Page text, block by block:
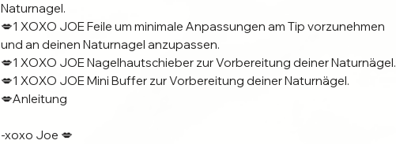
Naturnagel.
💋1 XOXO JOE Feile um minimale Anpassungen am Tip vorzunehmen
und an deinen Naturnagel anzupassen.
💋1 XOXO JOE Nagelhautschieber zur Vorbereitung deiner Naturnägel.
💋1 XOXO JOE Mini Buffer zur Vorbereitung deiner Naturnägel.
💋Anleitung
-xoxo Joe 💋